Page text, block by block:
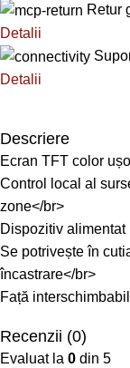
Retur
Detalii
Detalii
Descriere
Ecran TFT color
Control local al
zone</br>
Dispozitiv alimentat
Se potrivește în
încastrare</br>
Față
Recenzii (0)
Evaluat la 0 din 5